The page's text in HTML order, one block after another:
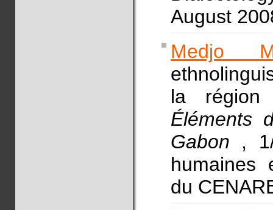
August
Medjo
la région
Éléments
Gabon ,
humaines
du